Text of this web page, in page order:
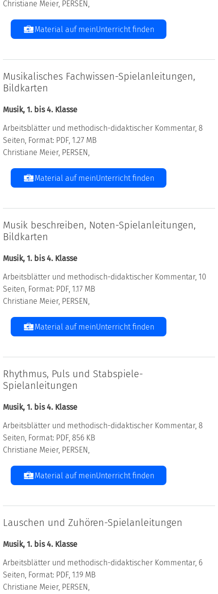
Christiane Meier, PERSEN,
Material auf meinUnterricht finden
Musikalisches Fachwissen-Spielanleitungen,
Bildkarten
Musik, 1. bis 4. Klasse
Arbeitsblätter und methodisch-didaktischer Kommentar, 8
Seiten, Format: PDF, 1.27 MB
Christiane Meier, PERSEN,
Material auf meinUnterricht finden
Musik beschreiben, Noten-Spielanleitungen,
Bildkarten
Musik, 1. bis 4. Klasse
Arbeitsblätter und methodisch-didaktischer Kommentar, 10
Seiten, Format: PDF, 1.17 MB
Christiane Meier, PERSEN,
Material auf meinUnterricht finden
Rhythmus, Puls und Stabspiele-
Spielanleitungen
Musik, 1. bis 4. Klasse
Arbeitsblätter und methodisch-didaktischer Kommentar, 8
Seiten, Format: PDF, 856 KB
Christiane Meier, PERSEN,
Material auf meinUnterricht finden
Lauschen und Zuhören-Spielanleitungen
Musik, 1. bis 4. Klasse
Arbeitsblätter und methodisch-didaktischer Kommentar, 6
Seiten, Format: PDF, 1.19 MB
Christiane Meier, PERSEN,